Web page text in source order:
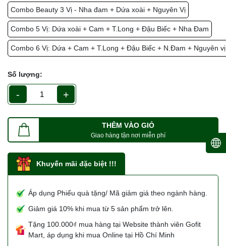
Combo Beauty 3 Vị - Nha đam + Dứa xoài + Nguyên Vị
Combo 5 Vị: Dứa xoài + Cam + T.Long + Đậu Biếc + Nha Đam
Combo 6 Vị: Dứa + Cam + T.Long + Đậu Biếc + N.Đam + Nguyên vị
Số lượng:
- +
THÊM VÀO GIỎ
Giao hàng tận nơi miễn phí
Khuyến mãi đặc biệt !!!
Áp dụng Phiếu quà tặng/ Mã giảm giá theo ngành hàng.
Giảm giá 10% khi mua từ 5 sản phẩm trở lên.
Tặng 100.000₫ mua hàng tại Website thành viên Gofit
Mart, áp dụng khi mua Online tại Hồ Chí Minh